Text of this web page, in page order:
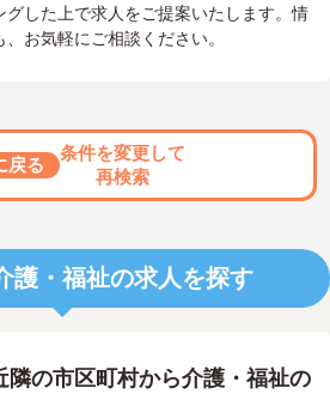
グした上で求人をご提案いたします。情
お気軽にご相談ください。
戻る
条件を変更して
再検索
護・福祉の求人を探す
隣の市区町村から介護・福祉の